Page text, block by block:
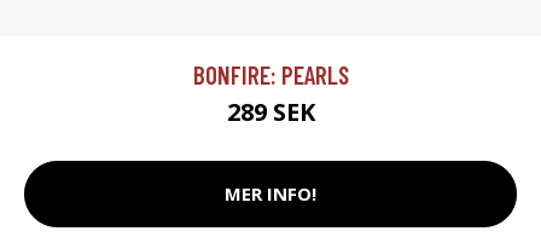
BONFIRE: PEARLS
289 SEK
MER INFO!